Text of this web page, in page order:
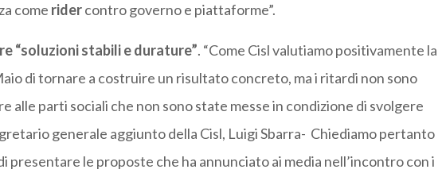
come ridercontro governo e piattaforme”.
“soluzioni stabili e durature”. “Come Cisl valutiamo positivamente la
di tornare a costruire un risultato concreto, ma i ritardi non sono
alle parti sociali che non sono state messe in condizione di svolgere
generale aggiunto della Cisl, Luigi Sbarra- Chiediamo pertanto
presentare le proposte che ha annunciato ai media nell’incontro con i